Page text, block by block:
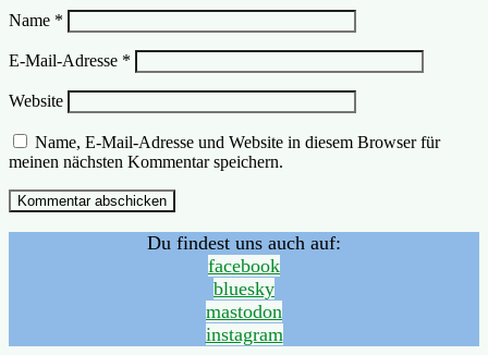
Name *
E-Mail-Adresse *
Website
Name, E-Mail-Adresse und Website in diesem Browser für
meinen nächsten Kommentar speichern.
Du findest uns auch auf:
facebook
bluesky
mastodon
instagram